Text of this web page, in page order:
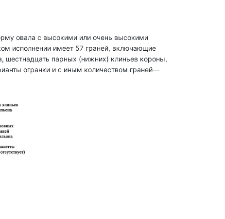
овала с высокими или очень высокими
исполнении имеет 57 граней, включающие
шестнадцать парных (нижних) клиньев короны,
огранки и с иным количеством граней—